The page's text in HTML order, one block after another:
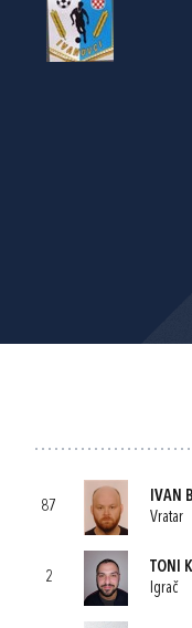
87
IVAN
Vratar
2
TONI
Igrač